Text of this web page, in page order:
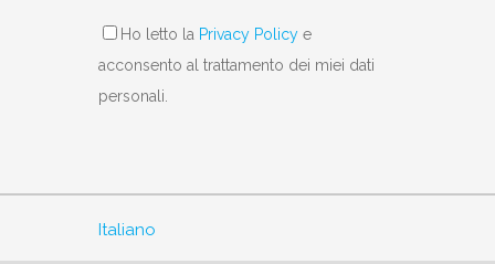
Ho letto la Privacy Policy e
acconsento al trattamento dei miei dati
personali.
Italiano